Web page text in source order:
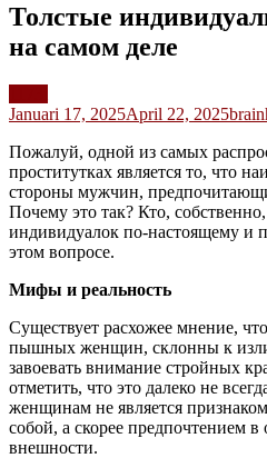
Толстые
на самом деле
Januari 17, 2025April 22, 2025
Пожалуй, одной из самых
проститутках является то, что
стороны мужчин,
Почему это так? Кто,
индивидуалок по-настоящему и
этом вопросе.
Мифы и реальность
Существует расхожее мнение,
пышных женщин, склонны к
завоевать внимание стройных
отметить, что это далеко не
женщинам не является
собой, а скорее предпочтением
внешности.